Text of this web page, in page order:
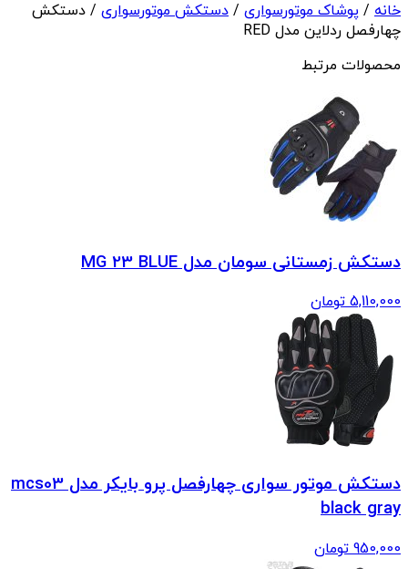
خانه / پوشاک موتورسواری / دستکش موتورسواری / دستکش
چهارفصل ردلاین مدل RED
محصولات مرتبط
دستکش زمستانی سومان مدل MG 23 BLUE
5,110,000 تومان
دستکش موتور سواری چهارفصل پرو بایکر مدل mcs03
black gray
950,000 تومان